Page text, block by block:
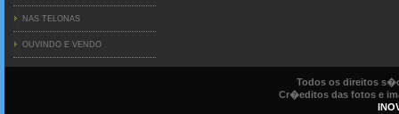
NAS TELONAS
OUVINDO E VENDO
Todos os direitos
Cr�editos das fotos e